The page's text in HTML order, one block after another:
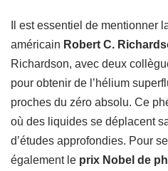
Il est essentiel de mentionner
américain Robert C.
Richardson, avec deux
pour obtenir de l’hélium
proches du zéro absolu. Ce
où des liquides se déplacent
d’études approfondies. Pour
également le prix Nobel de